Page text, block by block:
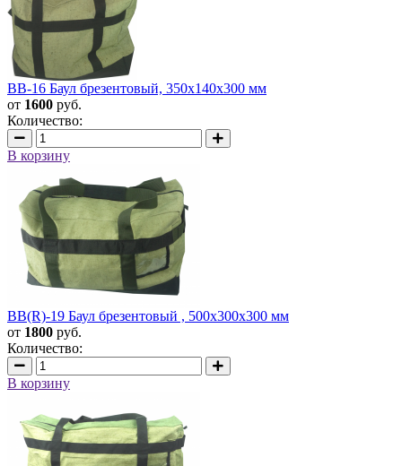
BB-16 Баул брезентовый, 350x140x300 мм
от 1600 руб.
Количество:
В корзину
BB(R)-19 Баул брезентовый , 500х300х300 мм
от 1800 руб.
Количество:
В корзину